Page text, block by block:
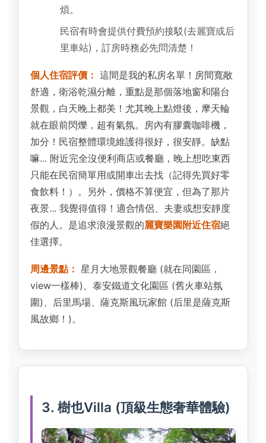
煩。
民宿有時會提供付費預約接駁(去麗寶或后
里車站)，訂房時務必先問清楚！
個人住宿評價： 這間是我的私房名單！房間寬敞
舒適，衛浴乾濕分離，重點是那個落地窗和陽台
景觀，白天晚上都美！尤其晚上點燈後，摩天輪
就在眼前閃爍，超有氣氛。房內有膠囊咖啡機，
加分！民宿整體環境維護得很好，很安靜。缺點
嘛... 附近完全沒便利商店或餐廳，晚上想吃東西
只能在民宿簡單用或開車出去找（記得先買好零
食飲料！）。另外，價格不算便宜，但為了那片
夜景... 我覺得值得！適合情侶、夫妻或想安靜度
假的人。是追求浪漫景觀的麗寶樂園附近住宿絕
佳選擇。
周邊景點： 星月大地景觀餐廳 (就在同園區，
view一樣棒)、泰安鐵道文化園區 (舊火車站氛
圍)、后里馬場、薩克斯風玩家館 (后里是薩克斯
風故鄉！)。
3. 樹也Villa (頂級生態奢華體驗)